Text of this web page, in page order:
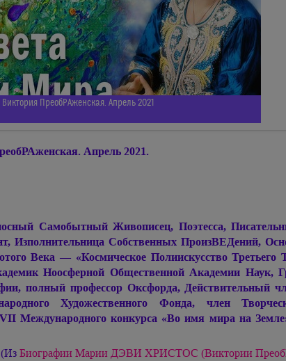
ПреобРАженская. Апрель 2021
Апрель 2021.
Самобытный Живописец, Поэтесса,
Изполнительница Собственных ПроизВЕДений,
Века — «Космическое Полиискусство Третьего
Ноосферной Общественной Академии Наук,
полный профессор Оксфорда, Действительный
Художественного Фонда, член
Международного конкурса «Во имя мира на
(ИзБиографииМарии ДЭВИ ХРИСТОС (Виктории